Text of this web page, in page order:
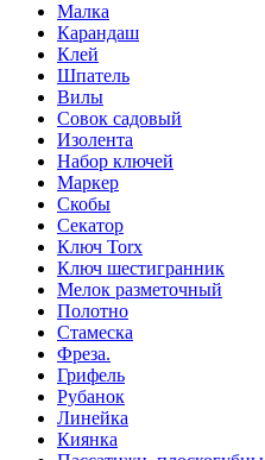
Малка
Карандаш
Клей
Шпатель
Вилы
Совок садовый
Изолента
Набор ключей
Маркер
Скобы
Секатор
Ключ Torx
Ключ шестигранник
Мелок разметочный
Полотно
Стамеска
Фреза.
Грифель
Рубанок
Линейка
Киянка